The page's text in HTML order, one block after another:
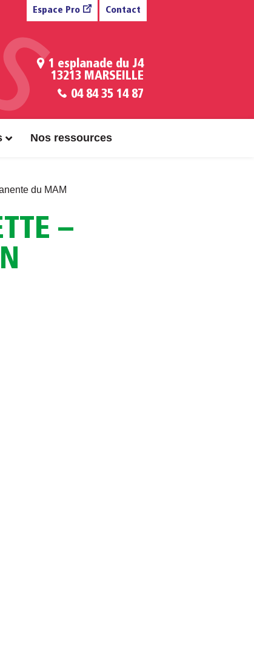
Espace Pro Contact
1 esplanade du J4
13213 MARSEILLE
04 84 35 14 87
Nos ressources
du MAM
–